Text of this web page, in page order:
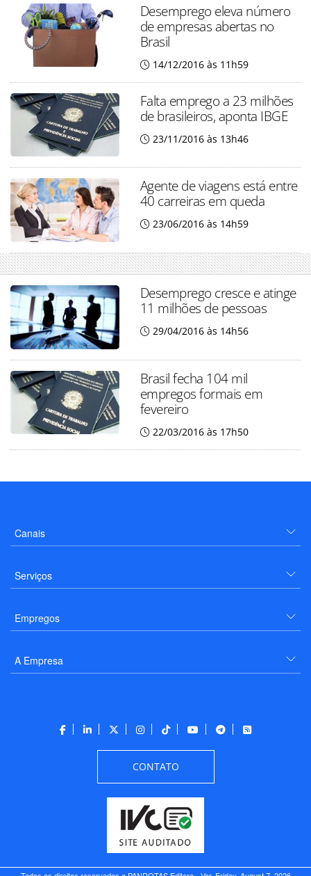
Desemprego eleva número
de empresas abertas no
Brasil
14/12/2016 às 11h59
Falta emprego a 23 milhões
de brasileiros, aponta IBGE
23/11/2016 às 13h46
Agente de viagens está entre
40 carreiras em queda
23/06/2016 às 14h59
Desemprego cresce e atinge
11 milhões de pessoas
29/04/2016 às 14h56
Brasil fecha 104 mil
empregos formais em
fevereiro
22/03/2016 às 17h50
Canais
Serviços
Empregos
A Empresa
CONTATO